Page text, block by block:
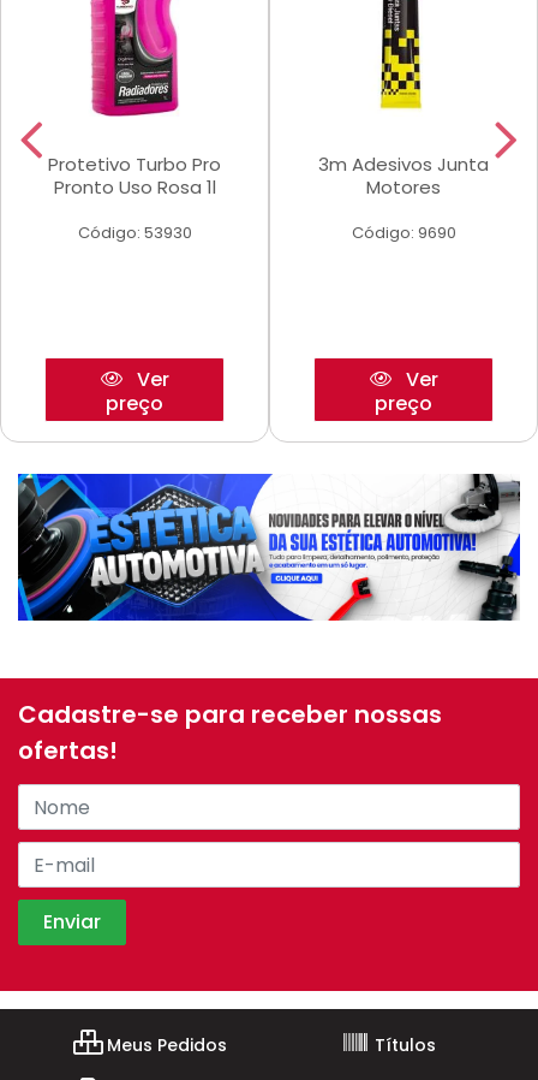
Protetivo Turbo Pro
Pronto Uso Rosa 1l
Código: 53930
Ver
preço
3m Adesivos Junta
Motores
Código: 9690
Ver
preço
Cadastre-se para receber nossas
ofertas!
Meus Pedidos
Títulos